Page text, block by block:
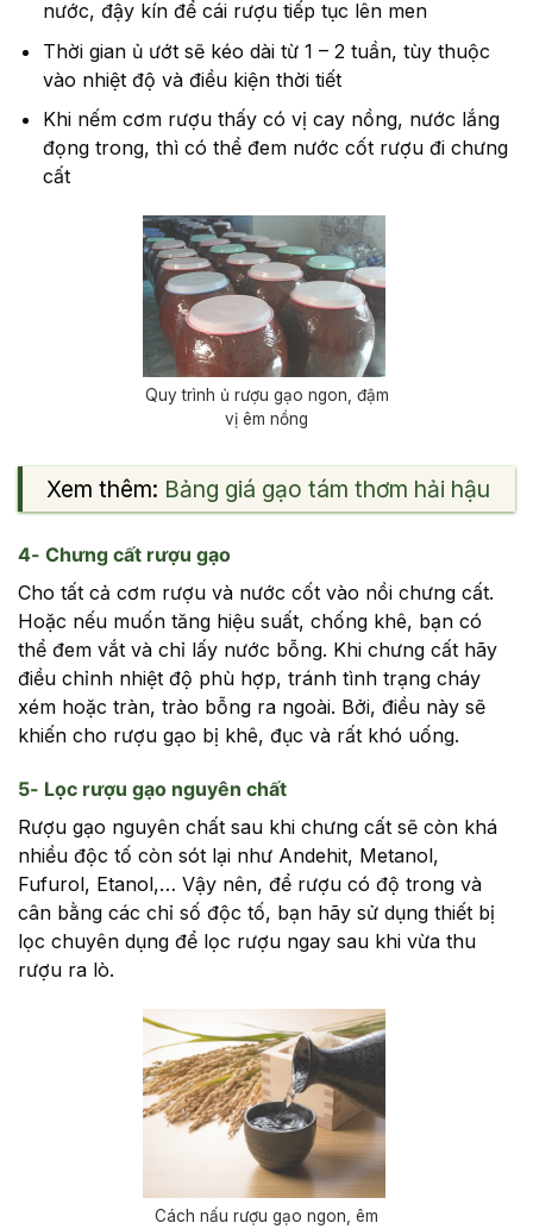
nước, đậy kín để cái rượu tiếp tục lên men
Thời gian ủ ướt sẽ kéo dài từ 1 – 2 tuần, tùy thuộc
vào nhiệt độ và điều kiện thời tiết
Khi nếm cơm rượu thấy có vị cay nồng, nước lắng
đọng trong, thì có thể đem nước cốt rượu đi chưng
cất
Quy trình ủ rượu gạo ngon, đậm
vị êm nồng
Xem thêm: Bảng giá gạo tám thơm hải hậu
4- Chưng cất rượu gạo
Cho tất cả cơm rượu và nước cốt vào nồi chưng cất.
Hoặc nếu muốn tăng hiệu suất, chống khê, bạn có
thể đem vắt và chỉ lấy nước bỗng. Khi chưng cất hãy
điều chỉnh nhiệt độ phù hợp, tránh tình trạng cháy
xém hoặc tràn, trào bỗng ra ngoài. Bởi, điều này sẽ
khiến cho rượu gạo bị khê, đục và rất khó uống.
5- Lọc rượu gạo nguyên chất
Rượu gạo nguyên chất sau khi chưng cất sẽ còn khá
nhiều độc tố còn sót lại như Andehit, Metanol,
Fufurol, Etanol,… Vậy nên, để rượu có độ trong và
cân bằng các chỉ số độc tố, bạn hãy sử dụng thiết bị
lọc chuyên dụng để lọc rượu ngay sau khi vừa thu
rượu ra lò.
Cách nấu rượu gạo ngon, êm